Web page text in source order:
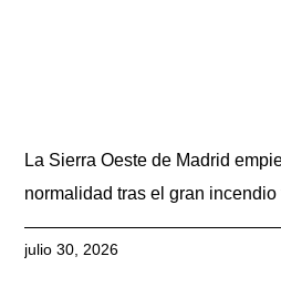
La Sierra Oeste de Madrid
normalidad tras el gran incendio
julio 30, 2026